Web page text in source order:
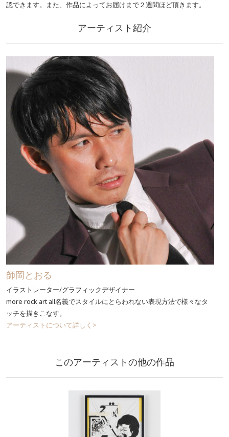
認できます。また、作品によってお届けまで２週間ほど頂きます。
アーティスト紹介
師岡とおる
イラストレーター/グラフィックデザイナー
more rock art all名義でスタイルにとらわれない表現方法で様々なタ
ッチを描きこなす。
アーティストについて詳しく>
このアーティストの他の作品